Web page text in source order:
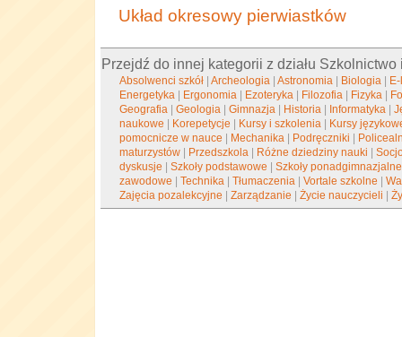
Układ okresowy pierwiastków
Przejdź do innej kategorii z działu Szkolnictwo
Absolwenci szkół |Archeologia |Astronomia | Biologia |
Energetyka | Ergonomia | Ezoteryka | Filozofia | Fizyka |
Geografia |Geologia |Gimnazja | Historia | Informatyka |
naukowe | Korepetycje | Kursy i szkolenia | Kursy
pomocnicze w nauce | Mechanika | Podręczniki |
maturzystów | Przedszkola | Różne dziedziny nauki |
dyskusje |Szkoły podstawowe |Szkoły ponadgimnazjalne
zawodowe |Technika |Tłumaczenia |Vortale szkolne |
Zajęcia pozalekcyjne |Zarządzanie |Życie nauczycieli |